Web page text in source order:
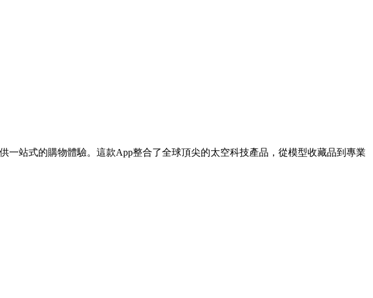
站式的購物體驗。這款App整合了全球頂尖的太空科技產品，從模型收藏品到專業